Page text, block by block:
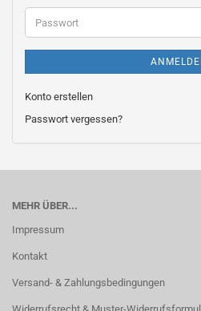
Adresse
Passwort
Konto erstellen
Passwort vergessen?
MEHR ÜBER...
Impressum
Kontakt
Versand- & Zahlungsbedingungen